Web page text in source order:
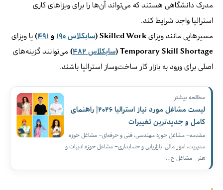
مدرک دانشگاهی هستند که می‌تواند آن‌ها را برای ویزاهای کاری
استرالیا واجد شرایط کند.
مسیرهایی مانند ویزای Skilled Work ( سابکلاس ۱۹۰ و ۴۹۱) یا ویزای
Temporary Skill Shortage ( سابکلاس ۴۸۲ ) می‌توانند گزینه‌های
اصلی برای ورود به بازار کار ساخت‌وساز استرالیا باشند.
مطالعه بیشتر
لیست مشاغل مورد نیاز استرالیا ۲۰۲۶| راهنمای
کامل و جدیدترین تغییرات
مقدمه– مشاغل حوزه مهندسی، فنی و حرفه‌ای– مشاغل حوزه
مدیریت، امور مالی، بازاریابی و حسابداری– مشاغل حوزه ادبیات و
هنر– مشاغل ح…